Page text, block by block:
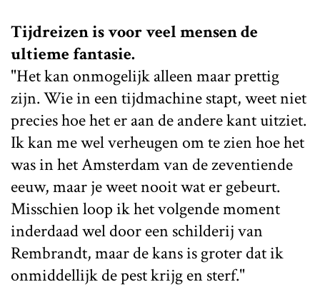
Tijdreizen is voor veel mensen de
ultieme fantasie.
"Het kan onmogelijk alleen maar prettig
zijn. Wie in een tijdmachine stapt, weet niet
precies hoe het er aan de andere kant uitziet.
Ik kan me wel verheugen om te zien hoe het
was in het Amsterdam van de zeventiende
eeuw, maar je weet nooit wat er gebeurt.
Misschien loop ik het volgende moment
inderdaad wel door een schilderij van
Rembrandt, maar de kans is groter dat ik
onmiddellijk de pest krijg en sterf."